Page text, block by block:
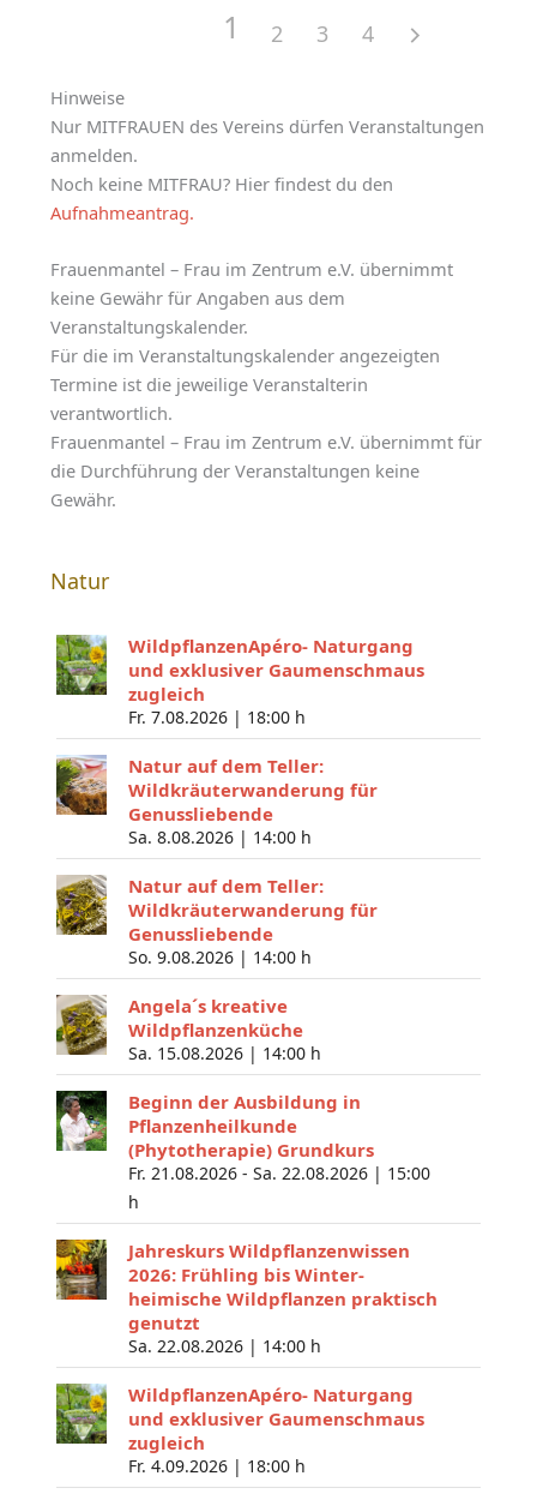
1 2 3 4
Hinweise
Nur MITFRAUEN des Vereins dürfen Veranstaltungen
anmelden.
Noch keine MITFRAU? Hier findest du den
Aufnahmeantrag.
Frauenmantel – Frau im Zentrum e.V. übernimmt
keine Gewähr für Angaben aus dem
Veranstaltungskalender.
Für die im Veranstaltungskalender angezeigten
Termine ist die jeweilige Veranstalterin
verantwortlich.
Frauenmantel – Frau im Zentrum e.V. übernimmt für
die Durchführung der Veranstaltungen keine
Gewähr.
Natur
WildpflanzenApéro- Naturgang
und exklusiver Gaumenschmaus
zugleich
Fr. 7.08.2026 | 18:00 h
Natur auf dem Teller:
Wildkräuterwanderung für
Genussliebende
Sa. 8.08.2026 | 14:00 h
Natur auf dem Teller:
Wildkräuterwanderung für
Genussliebende
So. 9.08.2026 | 14:00 h
Angela´s kreative
Wildpflanzenküche
Sa. 15.08.2026 | 14:00 h
Beginn der Ausbildung in
Pflanzenheilkunde
(Phytotherapie) Grundkurs
Fr. 21.08.2026 - Sa. 22.08.2026 | 15:00
h
Jahreskurs Wildpflanzenwissen
2026: Frühling bis Winter-
heimische Wildpflanzen praktisch
genutzt
Sa. 22.08.2026 | 14:00 h
WildpflanzenApéro- Naturgang
und exklusiver Gaumenschmaus
zugleich
Fr. 4.09.2026 | 18:00 h